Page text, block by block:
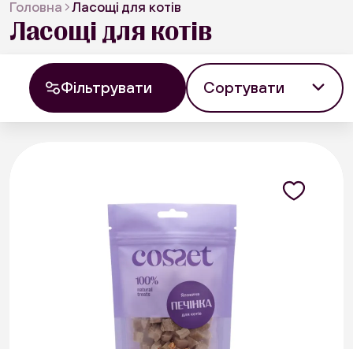
Головна Ласощі для котів
Ласощі для котів
Фільтрувати Сортувати